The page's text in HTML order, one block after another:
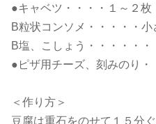
●キャベツ・・・・１～２枚
B粒状コンソメ・・・・・
B塩、こしょう・・・・・・
●ピザ用チーズ、刻みのり・
＜作り方＞
豆腐は重石をのせて１５分